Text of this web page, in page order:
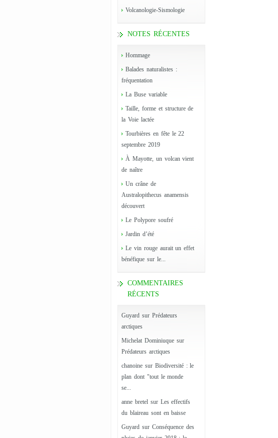
Volcanologie-Sismologie
NOTES RÉCENTES
Hommage
Balades naturalistes :
fréquentation
La Buse variable
Taille, forme et structure de
la Voie lactée
Tourbières en fête le 22
septembre 2019
À Mayotte, un volcan vient
de naître
Un crâne de
Australopithecus anamensis
découvert
Le Polypore soufré
Jardin d’été
Le vin rouge aurait un effet
bénéfique sur le...
COMMENTAIRES
RÉCENTS
Guyard sur Prédateurs
arctiques
Michelat Dominiuquesur
Prédateurs arctiques
chanoine sur Biodiversité : le
plan dont "tout le monde
se...
anne bretelsur Les effectifs
du blaireau sont en baisse
Guyard sur Conséquence des